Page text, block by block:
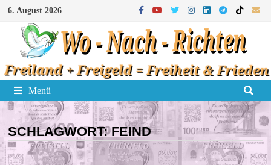
Zum
Inhalt
springen
6. August 2026
Menü
SCHLAGWORT:FEIND